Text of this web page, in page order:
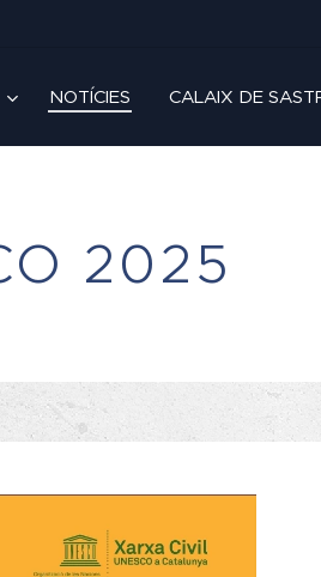
NOTÍCIES CALAIX DE
2025